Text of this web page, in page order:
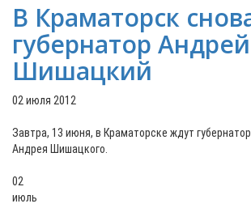
В Краматорск
губернатор Андрей
Шишацкий
02 июля 2012
Завтра, 13 июня, в Краматорске ждут
Андрея Шишацкого.
02
июль